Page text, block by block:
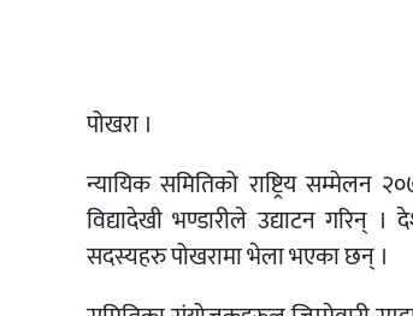
पोखरा ।
न्यायिक समितिको राष्ट्रिय सम्मेलन
विद्यादेखी भण्डारीले उद्याटन
सदस्यहरु पोखरामा भेला भएका छन् ।